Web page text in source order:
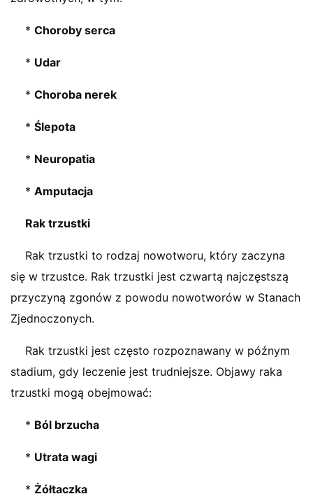
* Choroby serca
* Udar
* Choroba nerek
* Ślepota
* Neuropatia
* Amputacja
Rak trzustki
Rak trzustki to rodzaj nowotworu, który zaczyna
się w trzustce. Rak trzustki jest czwartą najczęstszą
przyczyną zgonów z powodu nowotworów w Stanach
Zjednoczonych.
Rak trzustki jest często rozpoznawany w późnym
stadium, gdy leczenie jest trudniejsze. Objawy raka
trzustki mogą obejmować:
* Ból brzucha
* Utrata wagi
* Żółtaczka